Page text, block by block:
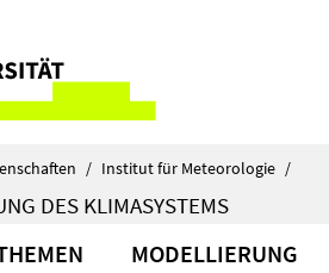
/ Institut für Meteorologie /
DES KLIMASYSTEMS
MODELLIERUNG